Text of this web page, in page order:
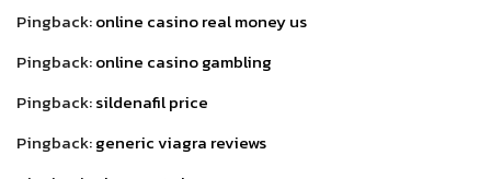
Pingback:online casino real money us
Pingback:online casino gambling
Pingback:sildenafil price
Pingback:generic viagra reviews